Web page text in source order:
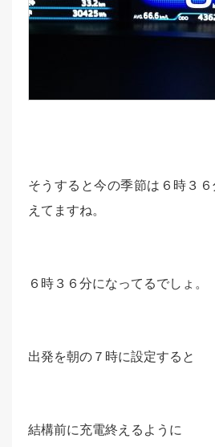
そうすると今の季節は６時３
えてますね。
６時３６分になってるでしょ。
出発を朝の７時に設定すると
結構前に充電終えるように